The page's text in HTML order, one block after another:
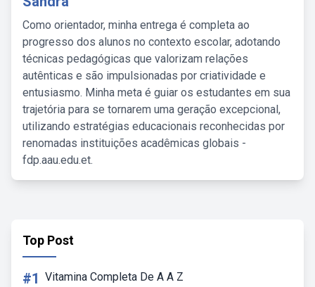
Como orientador, minha entrega é completa ao
progresso dos alunos no contexto escolar, adotando
técnicas pedagógicas que valorizam relações
autênticas e são impulsionadas por criatividade e
entusiasmo. Minha meta é guiar os estudantes em sua
trajetória para se tornarem uma geração excepcional,
utilizando estratégias educacionais reconhecidas por
renomadas instituições acadêmicas globais -
fdp.aau.edu.et.
Top Post
#1 Vitamina Completa De A A Z